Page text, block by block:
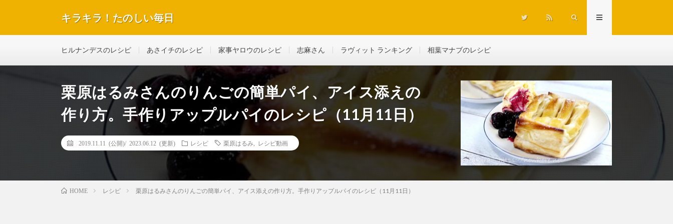
キラキラ！たのしい毎日
ヒルナンデスのレシピ あさイチのレシピ 家事ヤロウのレシピ 志麻さん ラヴィット ランキング 相葉マナブのレシピ
栗原はるみさんのりんごの簡単パイ、アイス添えの
作り方。手作りアップルパイのレシピ（11月11日）
2019.11.11 (公開)/ 2023.06.12 (更新) レシピ 栗原はるみ レシピ動画
HOME レシピ 栗原はるみさんのりんごの簡単パイ、アイス添えの作り方。手作りアップルパイのレシピ（11月11日）